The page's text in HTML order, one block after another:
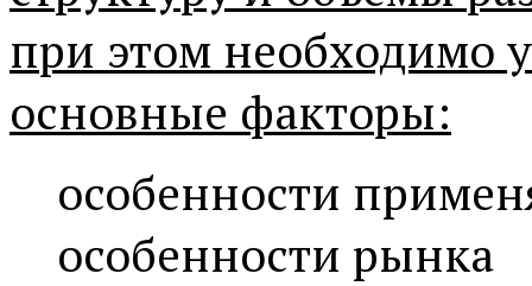
при этом необходимо
основные факторы:
особенности
особенности рынка